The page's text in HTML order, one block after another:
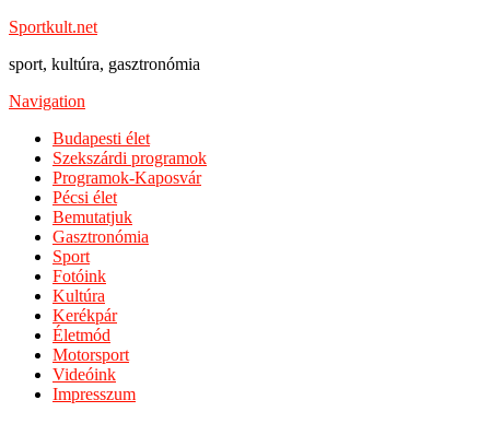
Sportkult.net
sport, kultúra, gasztronómia
Navigation
Budapesti élet
Szekszárdi programok
Programok-Kaposvár
Pécsi élet
Bemutatjuk
Gasztronómia
Sport
Fotóink
Kultúra
Kerékpár
Életmód
Motorsport
Videóink
Impresszum